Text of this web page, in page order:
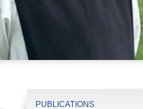
PUBLICATIONS